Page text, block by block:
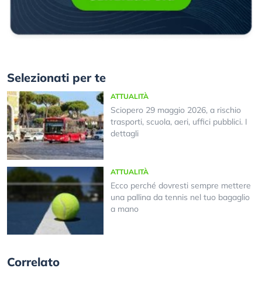
Selezionati per te
ATTUALITÀ
Sciopero 29 maggio 2026, a rischio
trasporti, scuola, aeri, uffici pubblici. I
dettagli
ATTUALITÀ
Ecco perché dovresti sempre mettere
una pallina da tennis nel tuo bagaglio
a mano
Correlato